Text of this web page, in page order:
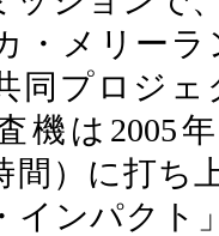
・メリーラ
同プロジェ
機は2005
間）に打ち
インパクト